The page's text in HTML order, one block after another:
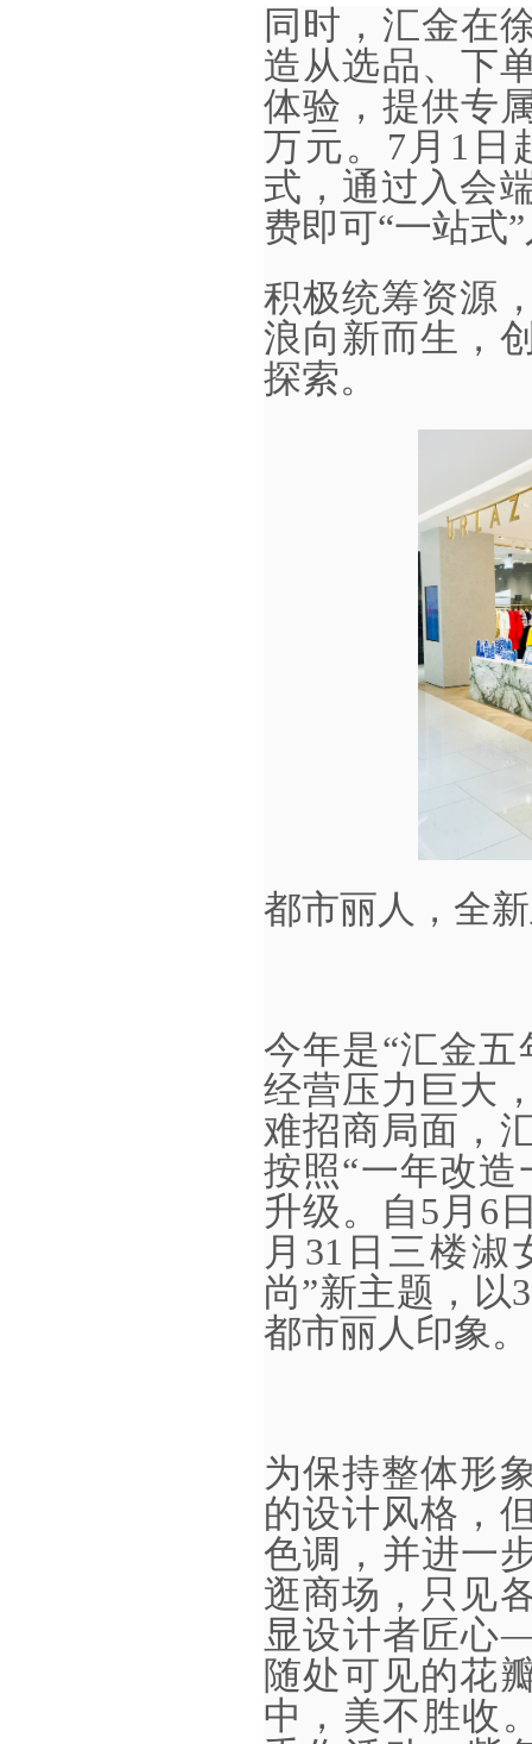
同时，汇金在
造从选品、下
体验，提供专
万元。7月1日
式，通过入会
费即可“一站式
积极统筹资源
浪向新而生，
探索。
都市丽人，全
今年是“汇金
经营压力巨大
难招商局面，
按照“一年改
升级。自5月6
月31日三楼
尚”新主题，以
都市丽人印象。
为保持整体形
的设计风格，
色调，并进一
逛商场，只见
显设计者匠心
随处可见的花
中，美不胜收